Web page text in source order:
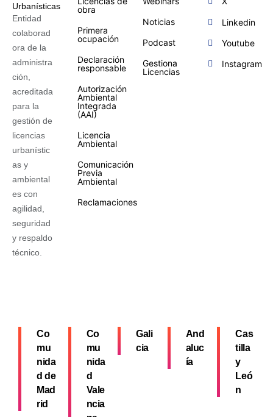
Entidad
colaborad
ora de la
administra
ción,
acreditada
para la
gestión de
licencias
urbanístic
as y
ambiental
es con
agilidad,
seguridad
y respaldo
técnico.
obra
Primera
ocupación
Declaración
responsable
Autorización
Ambiental
Integrada
(AAI)
Licencia
Ambiental
Comunicación
Previa
Ambiental
Reclamaciones
Noticias
Podcast
Gestiona
Licencias
Linkedin
Youtube
Instagram
Co
mu
nida
d de
Mad
rid
Co
mu
nida
d
Vale
ncia
Gali
cia
And
aluc
ía
Cas
tilla
y
Leó
n